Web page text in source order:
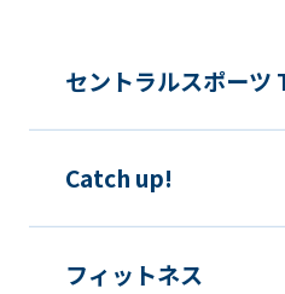
セントラルスポーツ
Catch up!
フィットネス